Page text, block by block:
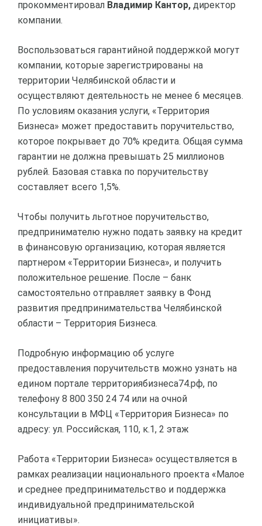
прокомментировал Владимир Кантор, директор
компании.
Воспользоваться гарантийной поддержкой могут
компании, которые зарегистрированы на
территории Челябинской области и
осуществляют деятельность не менее 6 месяцев.
По условиям оказания услуги, «Территория
Бизнеса» может предоставить поручительство,
которое покрывает до 70% кредита. Общая сумма
гарантии не должна превышать 25 миллионов
рублей. Базовая ставка по поручительству
составляет всего 1,5%.
Чтобы получить льготное поручительство,
предпринимателю нужно подать заявку на кредит
в финансовую организацию, которая является
партнером «Территории Бизнеса», и получить
положительное решение. После – банк
самостоятельно отправляет заявку в Фонд
развития предпринимательства Челябинской
области – Территория Бизнеса.
Подробную информацию об услуге
предоставления поручительств можно узнать на
едином портале территориябизнеса74.рф, по
телефону 8 800 350 24 74 или на очной
консультации в МФЦ «Территория Бизнеса» по
адресу: ул. Российская, 110, к.1, 2 этаж
Работа «Территории Бизнеса» осуществляется в
рамках реализации национального проекта «Малое
и среднее предпринимательство и поддержка
индивидуальной предпринимательской
инициативы».